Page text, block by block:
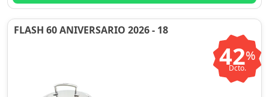
FLASH 60 ANIVERSARIO 2026 - 18
42%
Dcto.